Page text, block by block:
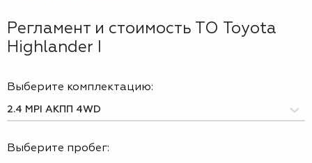
Регламент и стоимость ТО Toyota
Highlander I
Выберите комплектацию:
Выберите пробег: